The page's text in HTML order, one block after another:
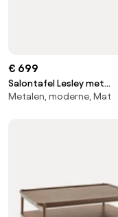
€ 699
Salontafel Lesley met
metaallook
Metalen, moderne, Mat